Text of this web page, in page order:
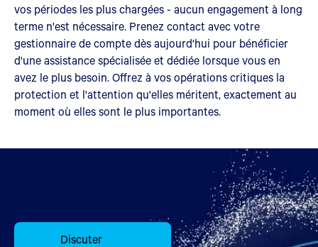
vos périodes les plus chargées - aucun engagement à long
terme n'est nécessaire. Prenez contact avec votre
gestionnaire de compte dès aujourd'hui pour bénéficier
d'une assistance spécialisée et dédiée lorsque vous en
avez le plus besoin. Offrez à vos opérations critiques la
protection et l'attention qu'elles méritent, exactement au
moment où elles sont le plus importantes.
Discuter